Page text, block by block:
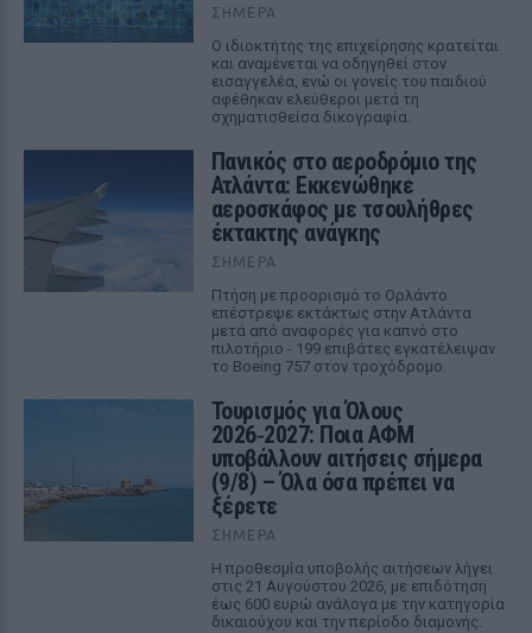
ΣΉΜΕΡΑ
Ο ιδιοκτήτης της επιχείρησης κρατείται
και αναμένεται να οδηγηθεί στον
εισαγγελέα, ενώ οι γονείς του παιδιού
αφέθηκαν ελεύθεροι μετά τη
σχηματισθείσα δικογραφία.
Πανικός στο αεροδρόμιο της
Ατλάντα: Εκκενώθηκε
αεροσκάφος με τσουλήθρες
έκτακτης ανάγκης
ΣΉΜΕΡΑ
Πτήση με προορισμό το Ορλάντο
επέστρεψε εκτάκτως στην Ατλάντα
μετά από αναφορές για καπνό στο
πιλοτήριο - 199 επιβάτες εγκατέλειψαν
το Boeing 757 στον τροχόδρομο.
Τουρισμός για Όλους
2026‑2027: Ποια ΑΦΜ
υποβάλλουν αιτήσεις σήμερα
(9/8) – Όλα όσα πρέπει να
ξέρετε
ΣΉΜΕΡΑ
Η προθεσμία υποβολής αιτήσεων λήγει
στις 21 Αυγούστου 2026, με επιδότηση
έως 600 ευρώ ανάλογα με την κατηγορία
δικαιούχου και την περίοδο διαμονής.